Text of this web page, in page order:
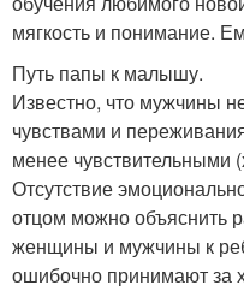
мягкость и понимание.
Путь папы к малышу.
Известно, что мужчины
чувствами и
менее чувствительными
Отсутствие
отцом можно объяснить
женщины и мужчины к
ошибочно принимают за